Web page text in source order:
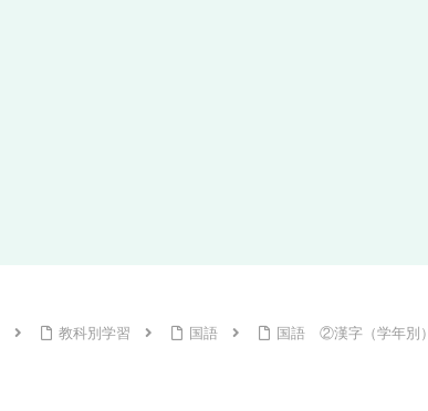
教科別学習 国語 国語 ②漢字（学年別）